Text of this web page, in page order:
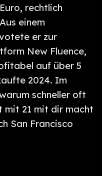
rechtlich
einem
er zur
New Fluence,
auf über 5
2024. Im
schneller oft
mit 21 mit dir macht
San Francisco